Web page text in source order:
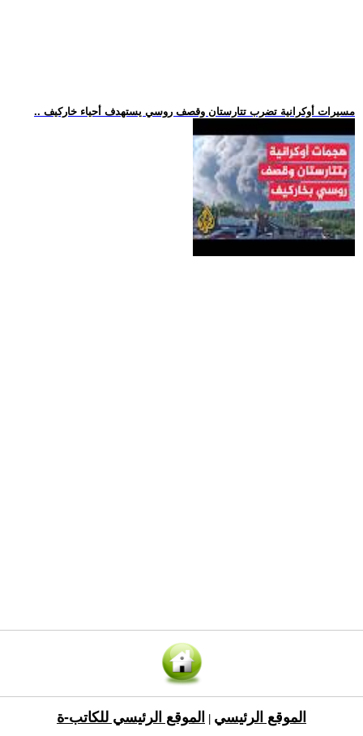
.. مسيرات أوكرانية تضرب تتارستان وقصف روسي يستهدف أحياء خاركيف
الموقع الرئيسي الموقع الرئيسي للكاتب-ة